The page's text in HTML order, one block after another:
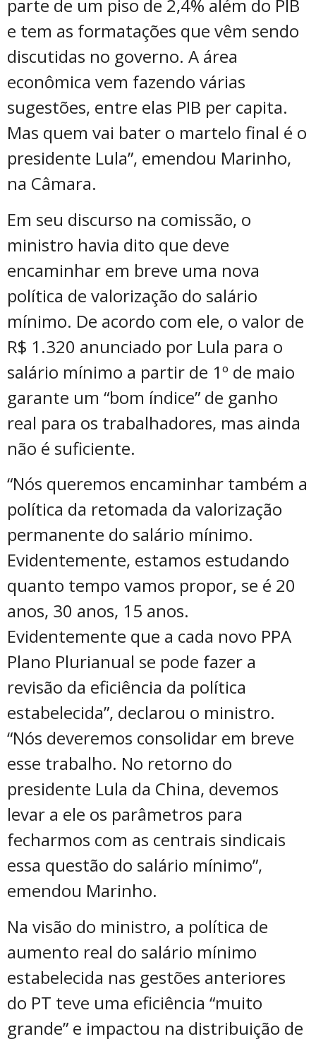
parte de um piso de 2,4% além do PIB
e tem as formatações que vêm sendo
discutidas no governo. A área
econômica vem fazendo várias
sugestões, entre elas PIB per capita.
Mas quem vai bater o martelo final é o
presidente Lula”, emendou Marinho,
na Câmara.
Em seu discurso na comissão, o
ministro havia dito que deve
encaminhar em breve uma nova
política de valorização do salário
mínimo. De acordo com ele, o valor de
R$ 1.320 anunciado por Lula para o
salário mínimo a partir de 1º de maio
garante um “bom índice” de ganho
real para os trabalhadores, mas ainda
não é suficiente.
“Nós queremos encaminhar também a
política da retomada da valorização
permanente do salário mínimo.
Evidentemente, estamos estudando
quanto tempo vamos propor, se é 20
anos, 30 anos, 15 anos.
Evidentemente que a cada novo PPA
Plano Plurianual se pode fazer a
revisão da eficiência da política
estabelecida”, declarou o ministro.
“Nós deveremos consolidar em breve
esse trabalho. No retorno do
presidente Lula da China, devemos
levar a ele os parâmetros para
fecharmos com as centrais sindicais
essa questão do salário mínimo”,
emendou Marinho.
Na visão do ministro, a política de
aumento real do salário mínimo
estabelecida nas gestões anteriores
do PT teve uma eficiência “muito
grande” e impactou na distribuição de